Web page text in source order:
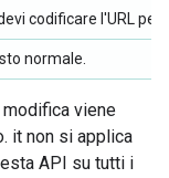
codificare l'URL
normale.
modifica viene
it non si applica
API su tutti i